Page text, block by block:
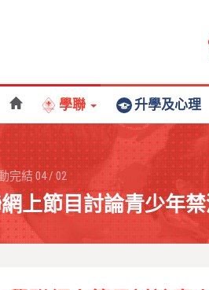
學聯 升學及心理
完結04/02
網上節目討論青少年